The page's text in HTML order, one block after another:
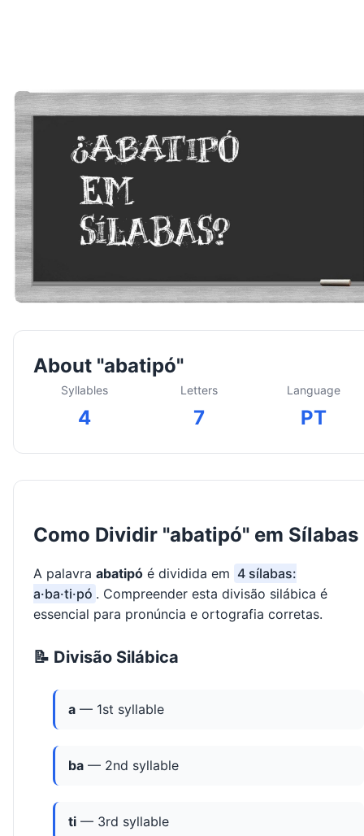
About "abatipó"
Syllables
4
Letters
7
Language
PT
Como Dividir "abatipó" em Sílabas
A palavra abatipó é dividida em 4 sílabas:
a·ba·ti·pó . Compreender esta divisão silábica é
essencial para pronúncia e ortografia corretas.
📝 Divisão Silábica
a — 1st syllable
ba — 2nd syllable
ti — 3rd syllable